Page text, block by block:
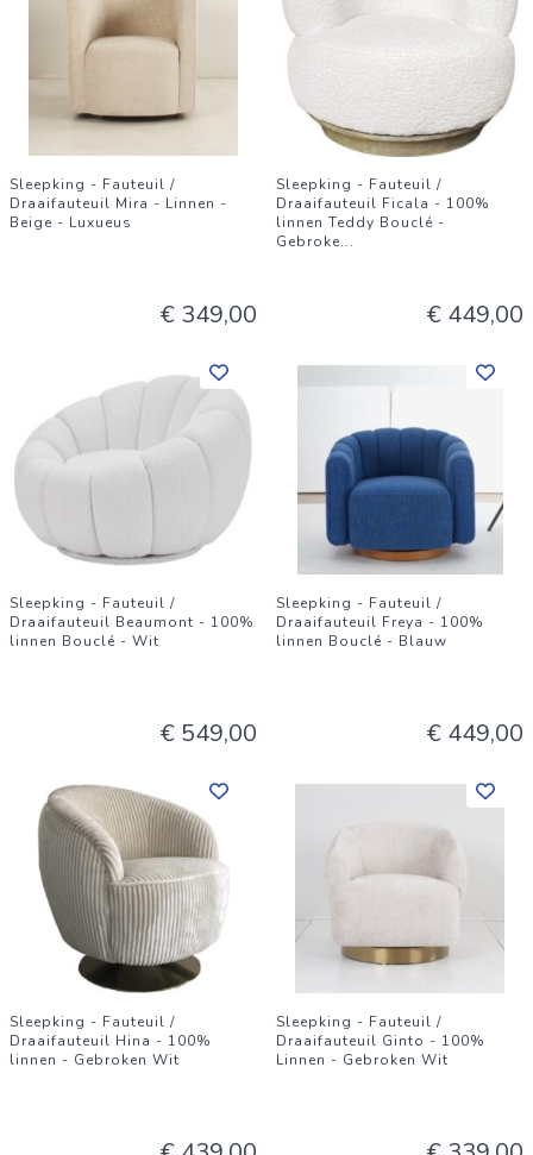
Sleepking - Fauteuil /
Draaifauteuil Mira - Linnen -
Beige - Luxueus
€ 349,00
Sleepking - Fauteuil /
Draaifauteuil Ficala - 100%
linnen Teddy Bouclé -
Gebroke...
€ 449,00
Sleepking - Fauteuil /
Draaifauteuil Beaumont - 100%
linnen Bouclé - Wit
€ 549,00
Sleepking - Fauteuil /
Draaifauteuil Freya - 100%
linnen Bouclé - Blauw
€ 449,00
Sleepking - Fauteuil /
Draaifauteuil Hina - 100%
linnen - Gebroken Wit
Sleepking - Fauteuil /
Draaifauteuil Ginto - 100%
Linnen - Gebroken Wit